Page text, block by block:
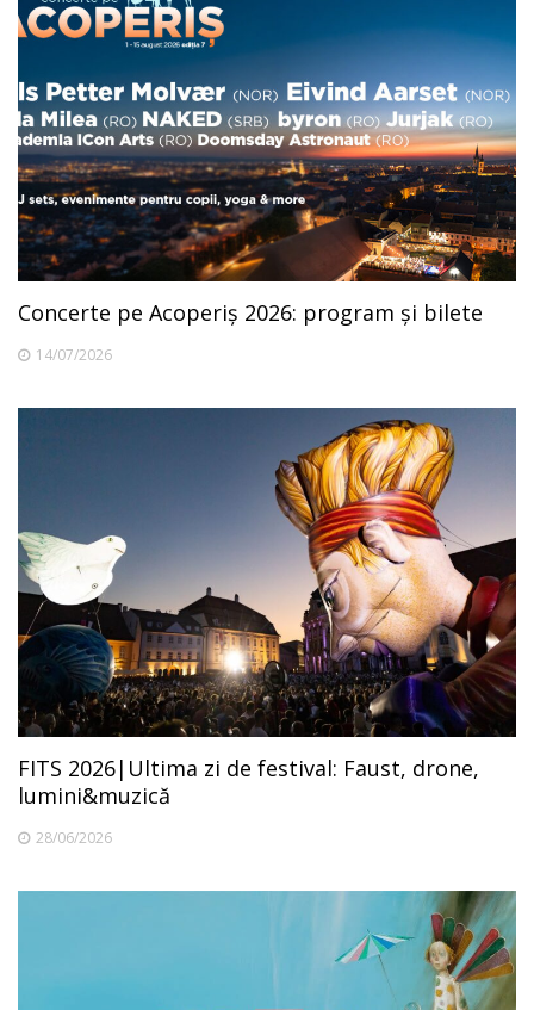
Concerte pe Acoperiș 2026: program și bilete
14/07/2026
FITS 2026|Ultima zi de festival: Faust, drone,
lumini&muzică
28/06/2026